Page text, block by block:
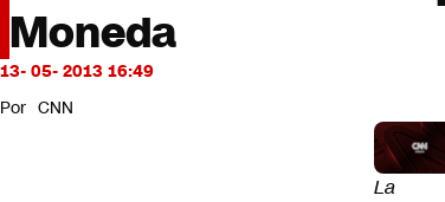
Programas completos
Cultura
Servicios
Bits
CNN Data
Moneda
13- 05- 2013 16:49
Por CNN
La